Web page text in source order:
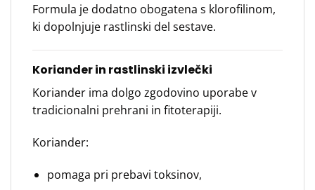
Formula je dodatno obogatena s klorofilinom,
ki dopolnjuje rastlinski del sestave.
Koriander in rastlinski izvlečki
Koriander ima dolgo zgodovino uporabe v
tradicionalni prehrani in fitoterapiji.
Koriander:
pomaga pri prebavi toksinov,